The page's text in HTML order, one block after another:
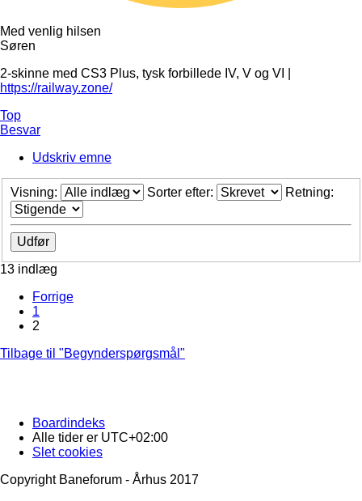
Med venlig hilsen
Søren
2-skinne med CS3 Plus, tysk forbillede IV, V og VI |
https://railway.zone/
Top
Besvar
Udskriv emne
Visning: Sorter efter: Retning:
13 indlæg
Forrige
1
2
Tilbage til "Begynderspørgsmål"
Boardindeks
Alle tider er UTC+02:00
Slet cookies
Copyright Baneforum - Århus 2017